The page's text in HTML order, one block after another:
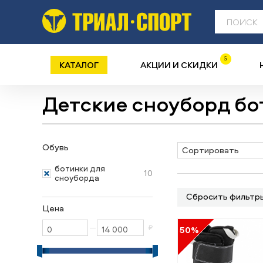
КАТАЛОГ АКЦИИ И СКИДКИ 5
Детские сноуборд
Обувь
ботинки для
сноуборда
10
Цена
— ₽
Сортировать
Сбросить
50%